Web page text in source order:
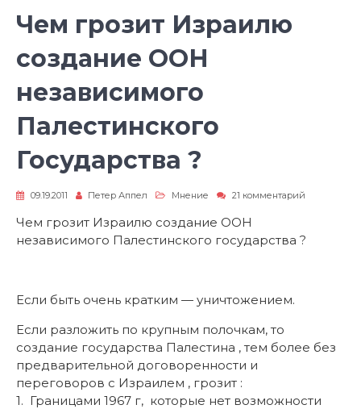
Чем грозит Израилю
создaние ООН
независимого
Палестинского
Государства ?
09.19.2011 Петер Аппел Мнение 21 комментарий
Израилю
Чем грозит Израилю создaние ООН
независимого Палестинского государства ?
Если быть очень кратким — уничтожением.
Если разложить по крупным полочкам, то
создание государства Палестина , тем более без
предварительной договоренности и
переговоров с Израилем , грозит :
1. Границами 1967 г, которые нет возможности